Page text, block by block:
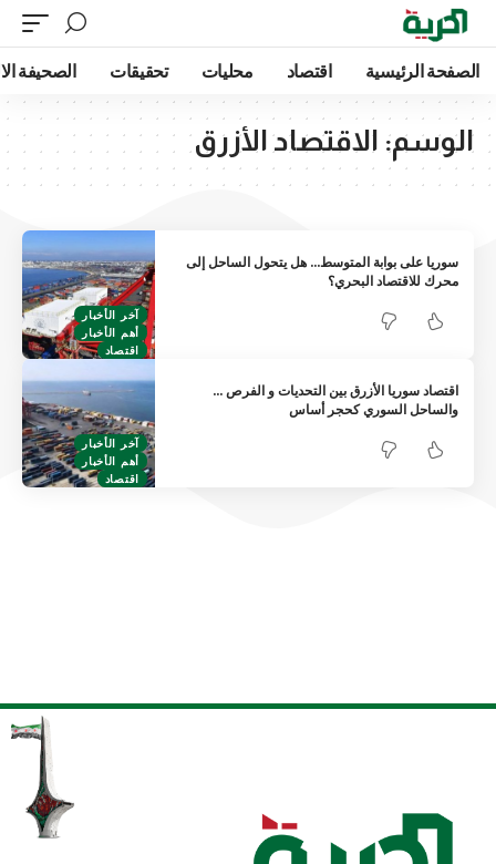
الصفحة الرئيسية اقتصاد محليات تحقيقات الصحيفة
الوسم: الاقتصاد الأزرق
آخر الأخبار
أهم الأخبار
اقتصاد
سوريا على بوابة المتوسط… هل يتحول الساحل إلى
محرك للاقتصاد البحري؟
آخر الأخبار
أهم الأخبار
اقتصاد
اقتصاد سوريا الأزرق بين التحديات و الفرص …
والساحل السوري كحجر أساس